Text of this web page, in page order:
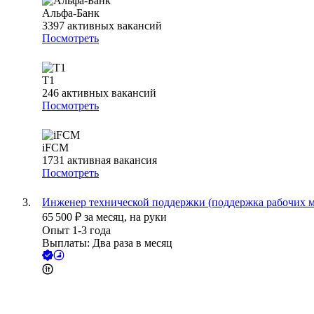
Альфа-Банк
3397 активных вакансий
Посмотреть
Т1
246 активных вакансий
Посмотреть
iFCM
1731 активная вакансия
Посмотреть
Инженер технической поддержки (поддержка рабочих
65 500 ₽ за месяц, на руки
Опыт 1-3 года
Выплаты: Два раза в месяц